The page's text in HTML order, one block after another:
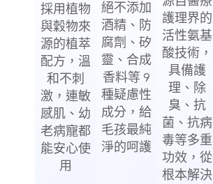
採用植物
與穀物來
源的植萃
配方，溫
和不刺
激，連敏
感肌、幼
老病寵都
能安心使
用
絕不添加
酒精、防
腐劑、矽
靈、合成
香料等 9
種疑慮性
成分，給
毛孩最純
淨的呵護
護理界的
活性氨基
酸技術，
具備護
理、除
臭、抗
菌、抗病
毒等多重
功效，從
根本解決